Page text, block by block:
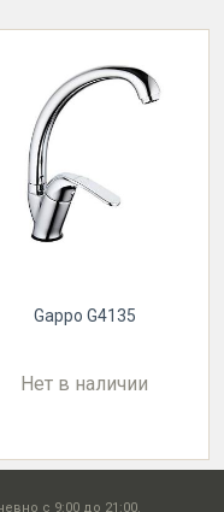
Gappo G4135
Нет в наличии
с 9:00 до 21:00.